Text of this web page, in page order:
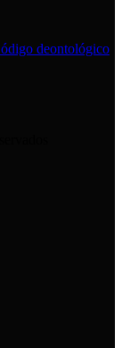
deontológico